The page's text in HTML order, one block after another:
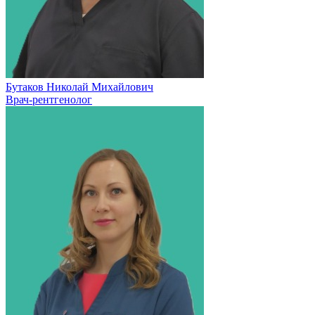
Бутаков Николай Михайлович
Врач-рентгенолог